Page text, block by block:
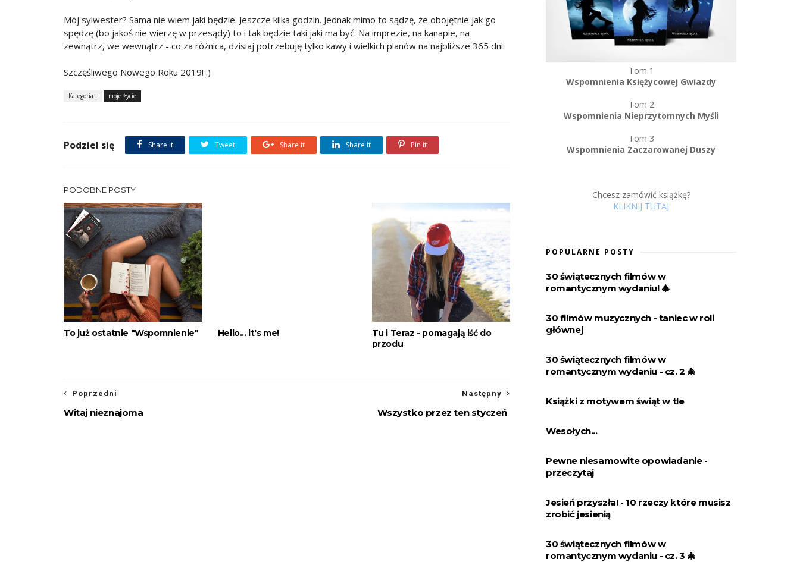
Mój sylwester? Sama nie wiem jaki będzie. Jeszcze kilka godzin. Jednak mimo to sądzę, że obojętnie jak go
spędzę (bo jakoś nie wierzę w przesądy) to i tak będzie taki jaki ma być. Na imprezie, na kanapie, na
zewnątrz, we wewnątrz - co za różnica, dzisiaj potrzebuję tylko kawy i wielkich planów na najbliższe 365 dni.
Szczęśliwego Nowego Roku 2019! :)
Kategoria : moje życie
Podziel się Share it Tweet Share it Share it Pin it
PODOBNE POSTY
To już ostatnie "Wspomnienie" Hello... it's me!
Tu i Teraz - pomagają iść do
przodu
Następny
Wszystko przez ten styczeń
Poprzedni
Witaj nieznajoma
Tom 1
Wspomnienia Księżycowej Gwiazdy
Tom 2
Wspomnienia Nieprzytomnych Myśli
Tom 3
Wspomnienia Zaczarowanej Duszy
Chcesz zamówić książkę?
KLIKNIJ TUTAJ
POPULARNE POSTY
30 świątecznych filmów w
romantycznym wydaniu! 🎄
30 filmów muzycznych - taniec w roli
głównej
30 świątecznych filmów w
romantycznym wydaniu - cz. 2 🎄
Książki z motywem świąt w tle
Wesołych...
Pewne niesamowite opowiadanie -
przeczytaj
Jesień przyszła! - 10 rzeczy które musisz
zrobić jesienią
30 świątecznych filmów w
romantycznym wydaniu - cz. 3 🎄